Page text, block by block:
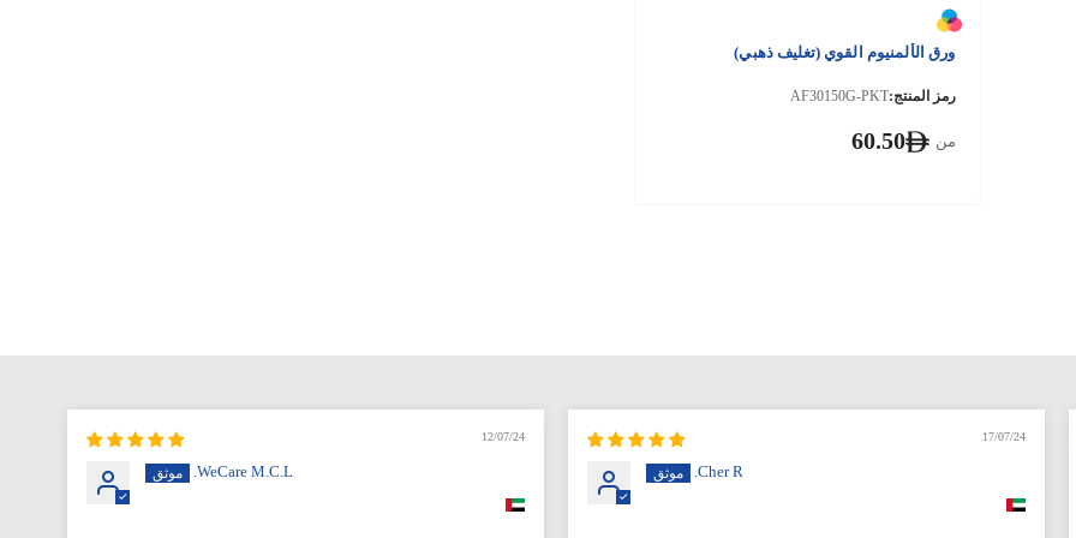
ورق الألمنيوم القوي (تغليف ذهبي)
رمز المنتج:AF30150G-PKT
من 60.50
17/07/24
Cher R.
12/07/24
WeCare M.C.L.